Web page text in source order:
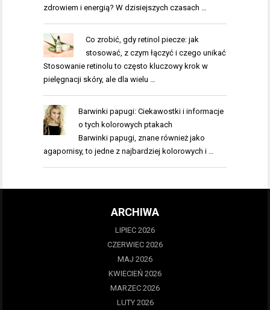
zdrowiem i energią? W dzisiejszych czasach …
Co zrobić, gdy retinol piecze: jak
stosować, z czym łączyć i czego unikać
Stosowanie retinolu to często kluczowy krok w
pielęgnacji skóry, ale dla wielu …
Barwinki papugi: Ciekawostki i informacje
o tych kolorowych ptakach
Barwinki papugi, znane również jako
agapornisy, to jedne z najbardziej kolorowych i …
ARCHIWA
LIPIEC 2026
CZERWIEC 2026
MAJ 2026
KWIECIEŃ 2026
MARZEC 2026
LUTY 2026